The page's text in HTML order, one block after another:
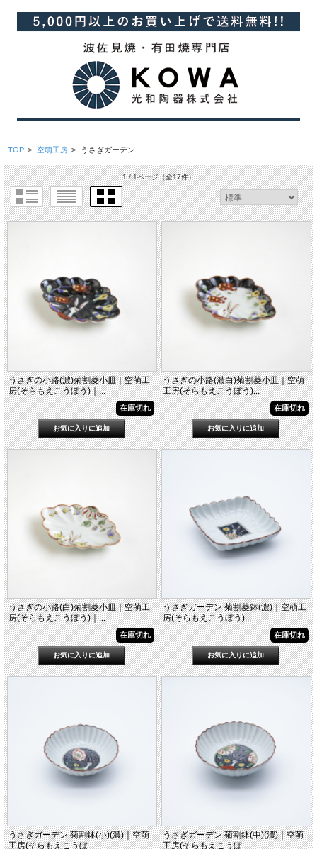
TOP > 空萌工房 > うさぎガーデン
1 / 1ページ（全17件）
うさぎの小路(濃)菊割菱小皿｜空萌工
房(そらもえこうぼう)｜...
在庫切れ
うさぎの小路(濃白)菊割菱小皿｜空萌
工房(そらもえこうぼう)...
在庫切れ
うさぎの小路(白)菊割菱小皿｜空萌工
房(そらもえこうぼう)｜...
在庫切れ
うさぎガーデン 菊割菱鉢(濃)｜空萌工
房(そらもえこうぼう)...
在庫切れ
うさぎガーデン 菊割鉢(小)(濃)｜空萌
工房(そらもえこうぼ...
うさぎガーデン 菊割鉢(中)(濃)｜空萌
工房(そらもえこうぼ...